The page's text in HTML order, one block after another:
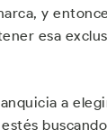
y
esa
a